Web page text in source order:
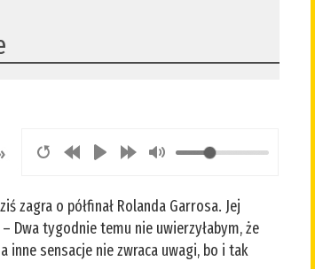
zagra o półfinał Rolanda Garrosa. Jej
Dwa tygodnie temu nie uwierzyłabym, że
inne sensacje nie zwraca uwagi, bo i tak